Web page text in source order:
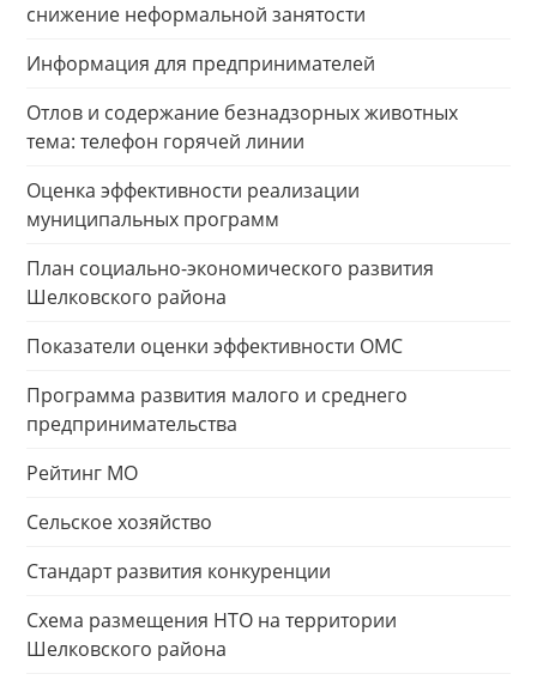
снижение неформальной занятости
Информация для предпринимателей
Отлов и содержание безнадзорных животных
тема: телефон горячей линии
Оценка эффективности реализации
муниципальных программ
План социально-экономического развития
Шелковского района
Показатели оценки эффективности ОМС
Программа развития малого и среднего
предпринимательства
Рейтинг МО
Сельское хозяйство
Стандарт развития конкуренции
Схема размещения НТО на территории
Шелковского района